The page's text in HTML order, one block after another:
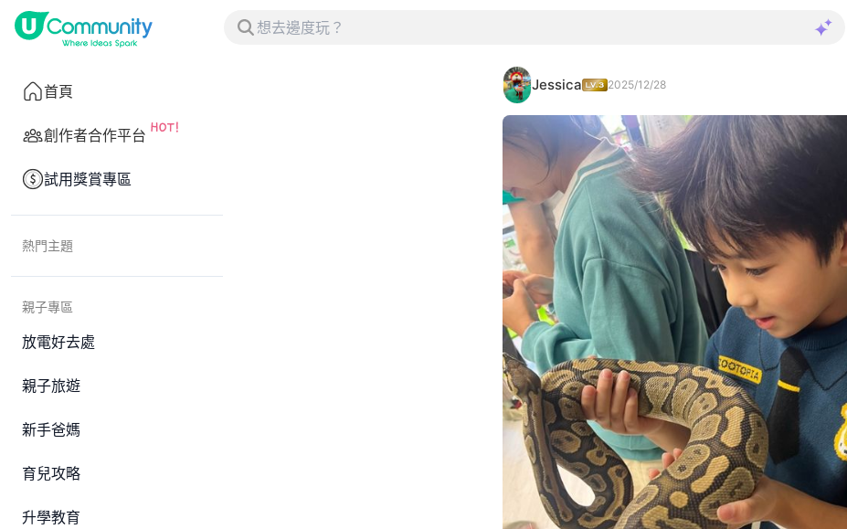
首頁
創作者合作平台
試用獎賞專區
熱門主題
親子專區
放電好去處
親子旅遊
新手爸媽
育兒攻略
升學教育
Jessica 2025/12/28